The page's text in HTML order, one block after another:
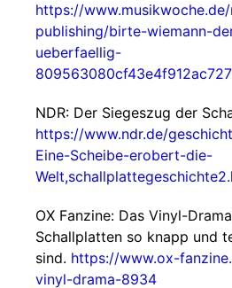
https://
publishing/birte-wiemann-
ueberfaellig-
NDR: Der Siegeszug der
https://www.ndr.de/
Eine-Scheibe-erobert-die-
OX Fanzine: Das Vinyl-
Schallplatten so knapp und
sind. https://www.ox-
vinyl-drama-8934